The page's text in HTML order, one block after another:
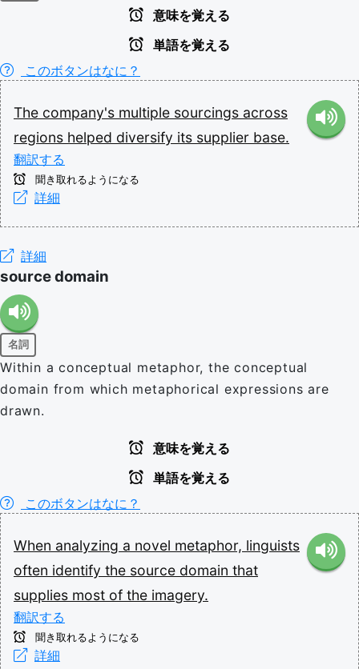
意味を覚える
単語を覚える
このボタンはなに？
The company's multiple sourcings across
regions helped diversify its supplier base.
翻訳する
聞き取れるようになる
詳細
詳細
source domain
名詞
Within a conceptual metaphor, the conceptual
domain from which metaphorical expressions are
drawn.
意味を覚える
単語を覚える
このボタンはなに？
When analyzing a novel metaphor, linguists
often identify the source domain that
supplies most of the imagery.
翻訳する
聞き取れるようになる
詳細